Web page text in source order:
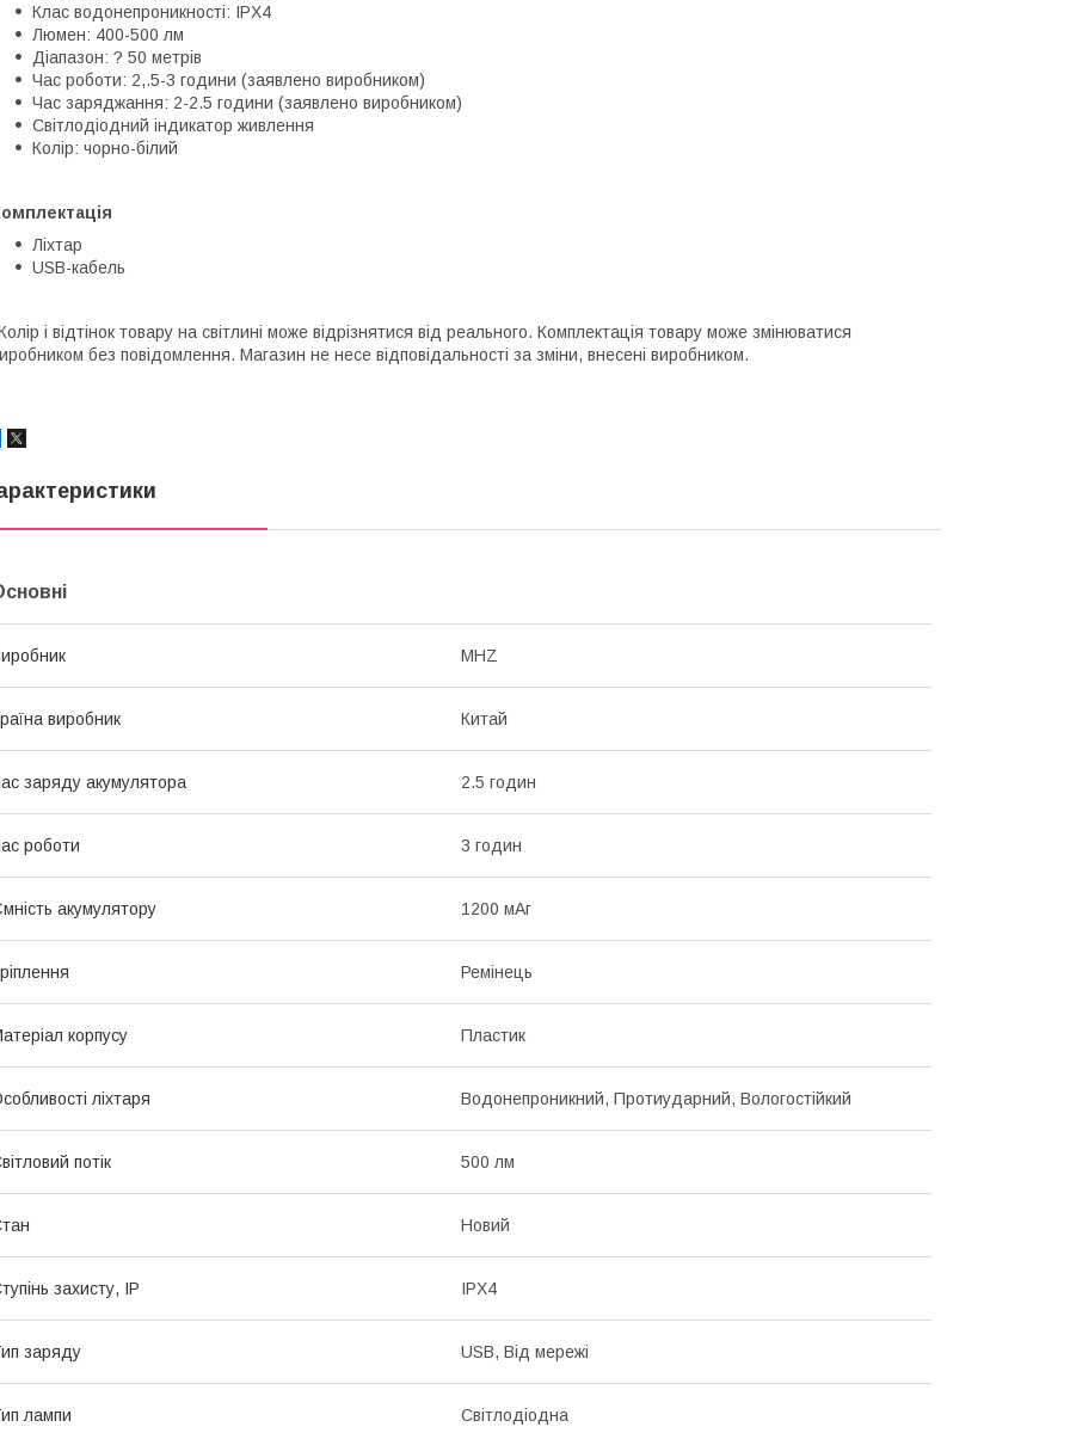
Клас водонепроникності: IPX4
Люмен: 400-500 лм
Діапазон: ? 50 метрів
Час роботи: 2,.5-3 години (заявлено виробником)
Час заряджання: 2-2.5 години (заявлено виробником)
Світлодіодний індикатор живлення
Колір: чорно-білий
Ліхтар
USB-кабель
і відтінок товару на світлині може відрізнятися від реального. Комплектація товару може змінюватися
без повідомлення. Магазин не несе відповідальності за зміни, внесені виробником.
MHZ
виробник Китай
заряду акумулятора 2.5 годин
роботи 3 годин
акумулятору 1200 мАг
Ремінець
корпусу Пластик
ліхтаря Водонепроникний, Протиударний, Вологостійкий
потік 500 лм
Новий
захисту, IP IPX4
заряду USB, Від мережі
лампи Світлодіодна